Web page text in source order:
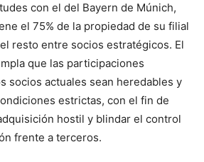
con el del Bayern de Múnich,
el 75% de la propiedad de su filial
resto entre socios estratégicos. El
que las participaciones
socios actuales sean heredables y
estrictas, con el fin de
hostil y blindar el control
frente a terceros.